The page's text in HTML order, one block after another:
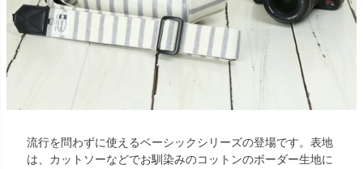
流行を問わずに使えるベーシックシリーズの登場です。表地
は、カットソーなどでお馴染みのコットンのボーダー生地に